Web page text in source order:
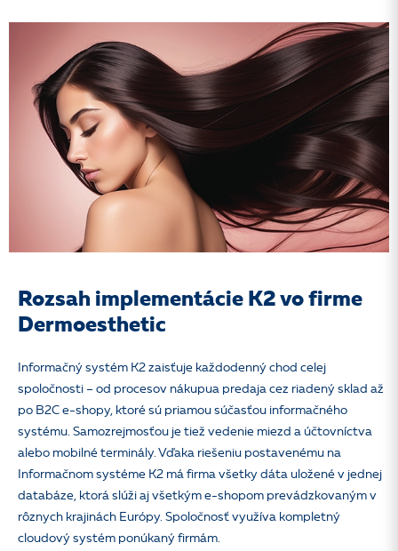
Rozsah implementácie K2 vo firme
Dermoesthetic
Informačný systém K2 zaisťuje každodenný chod celej
spoločnosti – od procesov nákupua predaja cez riadený sklad až
po B2C e-shopy, ktoré sú priamou súčasťou informačného
systému. Samozrejmosťou je tiež vedenie miezd a účtovníctva
alebo mobilné terminály. Vďaka riešeniu postavenému na
Informačnom systéme K2 má firma všetky dáta uložené v jednej
databáze, ktorá slúži aj všetkým e-shopom prevádzkovaným v
rôznych krajinách Európy. Spoločnosť využíva kompletný
cloudový systém ponúkaný firmám.